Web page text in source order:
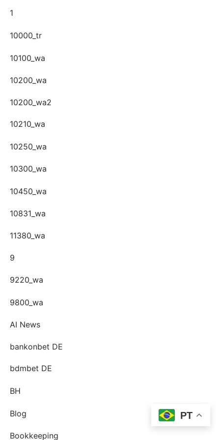
1
10000_tr
10100_wa
10200_wa
10200_wa2
10210_wa
10250_wa
10300_wa
10450_wa
10831_wa
11380_wa
9
9220_wa
9800_wa
AI News
bankonbet DE
bdmbet DE
BH
Blog
Bookkeeping
PT